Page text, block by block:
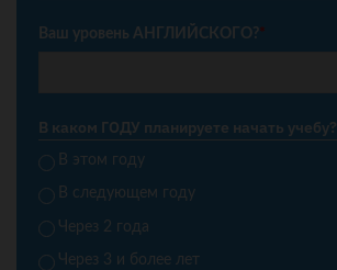
Ваш уровень АНГЛИЙСКОГО?*
В каком ГОДУ планируете начать учебу?
В этом году
В следующем году
Через 2 года
Через 3 и более лет